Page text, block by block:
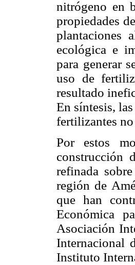
nitrógeno en
propiedades
plantaciones
ecológica e
para generar
uso de
resultado
En síntesis,
fertilizantes
Por estos
construcción
refinada
región de
que han
Económica
Asociación
Internacional
Instituto